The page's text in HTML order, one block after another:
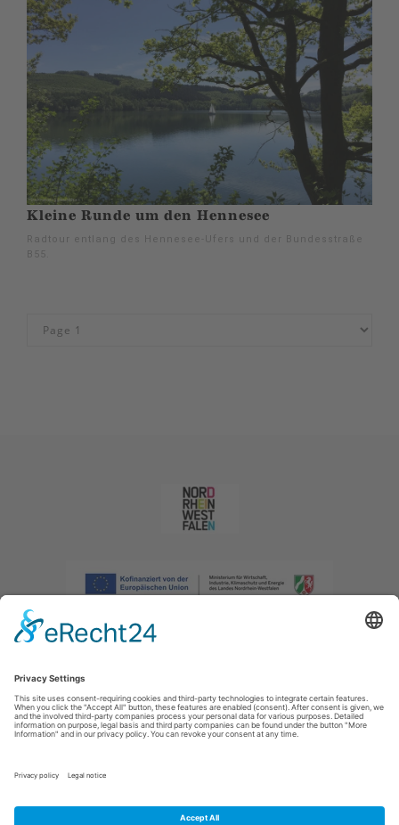
Kleine Runde um den Hennesee
Radtour entlang des Hennesee-Ufers und der Bundesstraße
B55.
Afdruk |Privacybeleid|Verklaring van toegankelijkheid